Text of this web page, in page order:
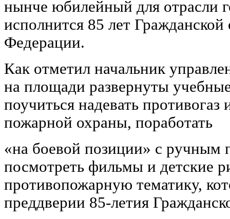
нынче юбилейный для отрасли
исполнится 85 лет
Федерации.
Как отметил начальник
на площади развернуты
поучиться надевать
пожарной охраны, поработать
«на боевой позиции» с ручным
посмотреть фильмы и детские
противопожарную тематику,
преддверии 85-летия